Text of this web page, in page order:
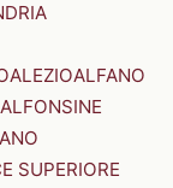
ALEZIOALFANO
ALFONSINE
SUPERIORE